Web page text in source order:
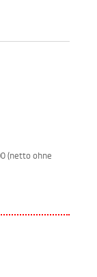
(netto ohne